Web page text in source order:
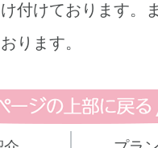
付けております。
ります。